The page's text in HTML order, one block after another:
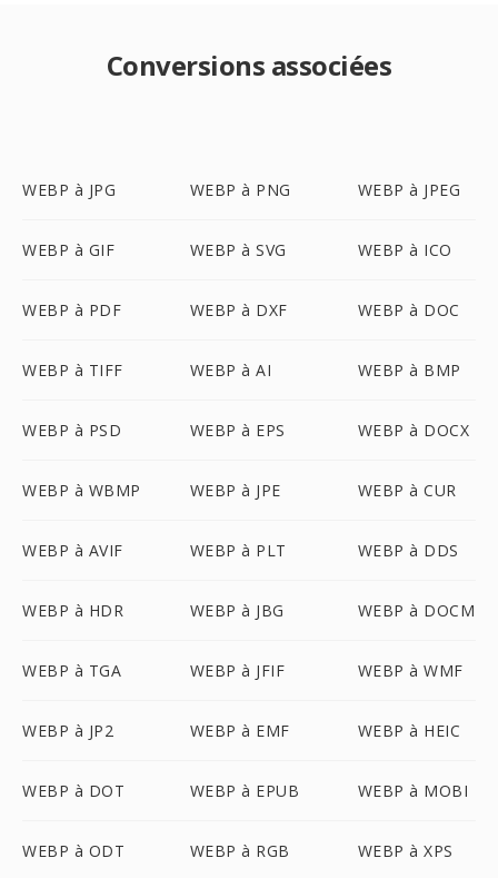
Conversions associées
WEBP à JPG WEBP à PNG WEBP à JPEG
WEBP à GIF WEBP à SVG WEBP à ICO
WEBP à PDF WEBP à DXF WEBP à DOC
WEBP à TIFF WEBP à AI WEBP à BMP
WEBP à PSD WEBP à EPS WEBP à DOCX
WEBP à WBMP WEBP à JPE WEBP à CUR
WEBP à AVIF WEBP à PLT WEBP à DDS
WEBP à HDR WEBP à JBG WEBP à DOCM
WEBP à TGA WEBP à JFIF WEBP à WMF
WEBP à JP2 WEBP à EMF WEBP à HEIC
WEBP à DOT WEBP à EPUB WEBP à MOBI
WEBP à ODT WEBP à RGB WEBP à XPS